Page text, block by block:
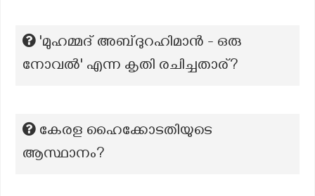
'മുഹമ്മദ് അബ്ദുറഹിമാൻ - ഒരു
നോവൽ' എന്ന കൃതി രചിച്ചതാര്?
കേരള ഹൈക്കോടതിയുടെ
ആസ്ഥാനം?